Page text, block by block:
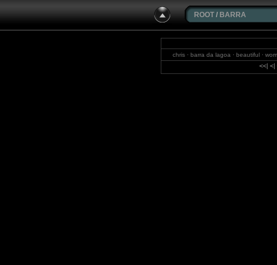
ROOT / BARRA
chris · barra da lagoa · beautiful ·
michael
<<| <|